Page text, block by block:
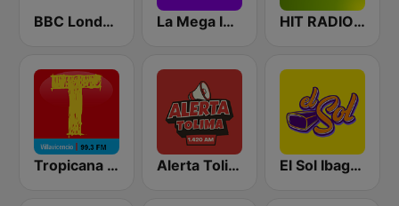
BBC London La Mega Ibagué HIT RADIO FFH
Tropicana Villavicencio 99.3 FM Alerta Tolima 1420 AM El Sol Ibagué